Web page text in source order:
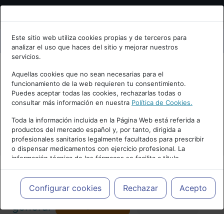
Bienvenid@ a psiquiatria.com
Escribe tu Email
Accede o regístrate con tu email.
Cancelar
Este sitio web utiliza cookies propias y de terceros para
analizar el uso que haces del sitio y mejorar nuestros
servicios.
Aquellas cookies que no sean necesarias para el
funcionamiento de la web requieren tu consentimiento.
Puedes aceptar todas las cookies, rechazarlas todas o
consultar más información en nuestra Política de Cookies.
Toda la información incluida en la Página Web está referida a
productos del mercado español y, por tanto, dirigida a
profesionales sanitarios legalmente facultados para prescribir
o dispensar medicamentos con ejercicio profesional. La
información técnica de los fármacos se facilita a título
meramente informativo, siendo responsabilidad de los
profesionales facultados prescribir medicamentos y decidir, en
cada caso concreto, el tratamiento más adecuado a las
necesidades del paciente.
Configurar cookies Rechazar Acepto
Actualidad y Artículos|Psicología
general